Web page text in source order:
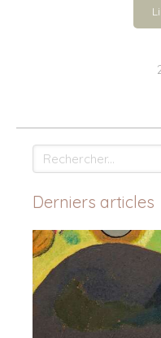
Rechercher
Derniers articles